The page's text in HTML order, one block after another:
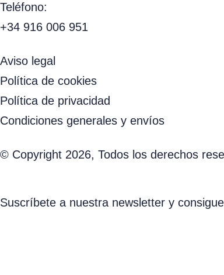
Teléfono:
+34 916 006 951
Aviso legal
Política de cookies
Política de privacidad
Condiciones generales y envíos
© Copyright 2026, Todos los derechos
Suscríbete a nuestra newsletter y